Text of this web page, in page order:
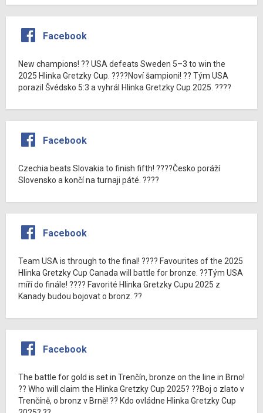
Facebook
New champions! ?? USA defeats Sweden 5–3 to win the
2025 Hlinka Gretzky Cup. ????Noví šampioni! ?? Tým USA
porazil Švédsko 5:3 a vyhrál Hlinka Gretzky Cup 2025. ????
Facebook
Czechia beats Slovakia to finish fifth! ????Česko poráží
Slovensko a končí na turnaji páté. ????
Facebook
Team USA is through to the final! ???? Favourites of the 2025
Hlinka Gretzky Cup Canada will battle for bronze. ??Tým USA
míří do finále! ???? Favorité Hlinka Gretzky Cupu 2025 z
Kanady budou bojovat o bronz. ??
Facebook
The battle for gold is set in Trenčín, bronze on the line in Brno!
?? Who will claim the Hlinka Gretzky Cup 2025? ??Boj o zlato v
Trenčíně, o bronz v Brně! ?? Kdo ovládne Hlinka Gretzky Cup